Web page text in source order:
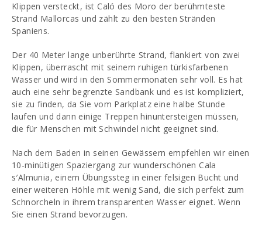
Klippen versteckt, ist Caló des Moro der berühmteste
Strand Mallorcas und zählt zu den besten Stränden
Spaniens.
Der 40 Meter lange unberührte Strand, flankiert von zwei
Klippen, überrascht mit seinem ruhigen türkisfarbenen
Wasser und wird in den Sommermonaten sehr voll. Es hat
auch eine sehr begrenzte Sandbank und es ist kompliziert,
sie zu finden, da Sie vom Parkplatz eine halbe Stunde
laufen und dann einige Treppen hinuntersteigen müssen,
die für Menschen mit Schwindel nicht geeignet sind.
Nach dem Baden in seinen Gewässern empfehlen wir einen
10-minütigen Spaziergang zur wunderschönen Cala
s′Almunia, einem Übungssteg in einer felsigen Bucht und
einer weiteren Höhle mit wenig Sand, die sich perfekt zum
Schnorcheln in ihrem transparenten Wasser eignet. Wenn
Sie einen Strand bevorzugen.